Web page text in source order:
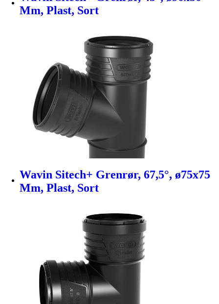
Mm, Plast, Sort
Wavin Sitech+ Grenrør, 67,5°, ø75x75
Mm, Plast, Sort